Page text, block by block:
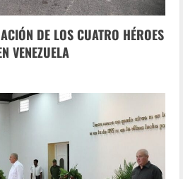
DE LOS CUATRO HÉROES
VENEZUELA